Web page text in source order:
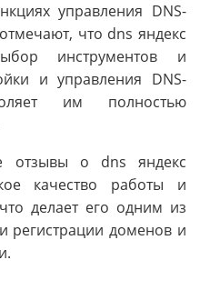
управления DNS-
что dns яндекс
инструментов и
и управления DNS-
им полностью
отзывы о dns яндекс
качество работы и
делает его одним из
регистрации доменов и